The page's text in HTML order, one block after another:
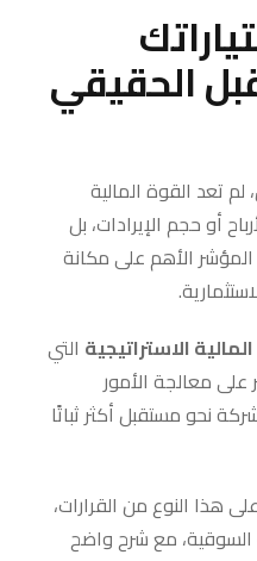
الحقيقي
تعد القوة المالية
أو حجم الإيرادات، بل
الأهم على مكانة
الاستراتيجية التي
على معالجة الأمور
نحو مستقبل أكثر ثباتًا
هذا النوع من القرارات،
السوقية، مع شرح واضح